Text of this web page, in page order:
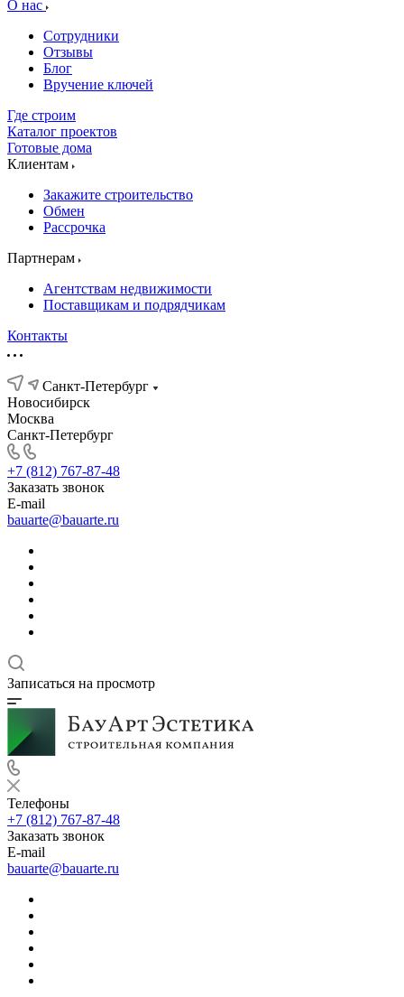
О нас
Сотрудники
Отзывы
Блог
Вручение ключей
Где строим
Каталог проектов
Готовые дома
Клиентам
Закажите строительство
Обмен
Рассрочка
Партнерам
Агентствам недвижимости
Поставщикам и подрядчикам
Контакты
Санкт-Петербург
Новосибирск
Москва
Санкт-Петербург
+7 (812) 767-87-48
Заказать звонок
E-mail
bauarte@bauarte.ru
Записаться на просмотр
Телефоны
+7 (812) 767-87-48
Заказать звонок
E-mail
bauarte@bauarte.ru